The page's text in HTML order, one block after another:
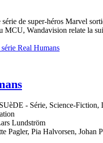
série de super-héros Marvel
MCU, Wandavision relate la
SUèDE - Série, Science-Fiction,
Lundström
Pagler, Pia Halvorsen, Johan